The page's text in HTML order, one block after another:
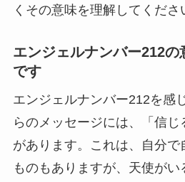
くその意味を理解してくださ
エンジェルナンバー212
です
エンジェルナンバー212を感
らのメッセージには、「信
があります。これは、自分で
ものもありますが、天使がい